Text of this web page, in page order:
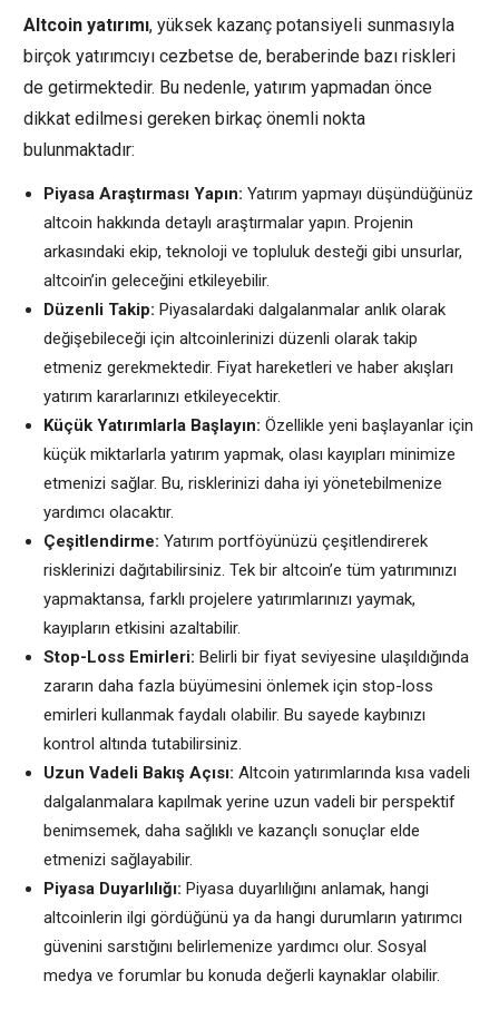
Altcoin yatırımı, yüksek kazanç potansiyeli sunmasıyla
birçok yatırımcıyı cezbetse de, beraberinde bazı riskleri
de getirmektedir. Bu nedenle, yatırım yapmadan önce
dikkat edilmesi gereken birkaç önemli nokta
bulunmaktadır:
Piyasa Araştırması Yapın: Yatırım yapmayı düşündüğünüz
altcoin hakkında detaylı araştırmalar yapın. Projenin
arkasındaki ekip, teknoloji ve topluluk desteği gibi unsurlar,
altcoin’in geleceğini etkileyebilir.
Düzenli Takip: Piyasalardaki dalgalanmalar anlık olarak
değişebileceği için altcoinlerinizi düzenli olarak takip
etmeniz gerekmektedir. Fiyat hareketleri ve haber akışları
yatırım kararlarınızı etkileyecektir.
Küçük Yatırımlarla Başlayın: Özellikle yeni başlayanlar için
küçük miktarlarla yatırım yapmak, olası kayıpları minimize
etmenizi sağlar. Bu, risklerinizi daha iyi yönetebilmenize
yardımcı olacaktır.
Çeşitlendirme: Yatırım portföyünüzü çeşitlendirerek
risklerinizi dağıtabilirsiniz. Tek bir altcoin’e tüm yatırımınızı
yapmaktansa, farklı projelere yatırımlarınızı yaymak,
kayıpların etkisini azaltabilir.
Stop-Loss Emirleri: Belirli bir fiyat seviyesine ulaşıldığında
zararın daha fazla büyümesini önlemek için stop-loss
emirleri kullanmak faydalı olabilir. Bu sayede kaybınızı
kontrol altında tutabilirsiniz.
Uzun Vadeli Bakış Açısı: Altcoin yatırımlarında kısa vadeli
dalgalanmalara kapılmak yerine uzun vadeli bir perspektif
benimsemek, daha sağlıklı ve kazançlı sonuçlar elde
etmenizi sağlayabilir.
Piyasa Duyarlılığı: Piyasa duyarlılığını anlamak, hangi
altcoinlerin ilgi gördüğünü ya da hangi durumların yatırımcı
güvenini sarstığını belirlemenize yardımcı olur. Sosyal
medya ve forumlar bu konuda değerli kaynaklar olabilir.